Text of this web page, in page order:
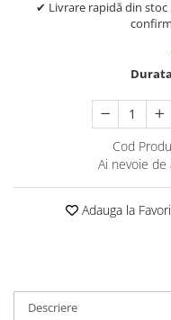
Suspensie
https://
https://
trotinete-electrice
https://
Trotinete electrice
✔ Livrare rapidă din
Cod
Ai nevoie de
Adauga la
Descriere